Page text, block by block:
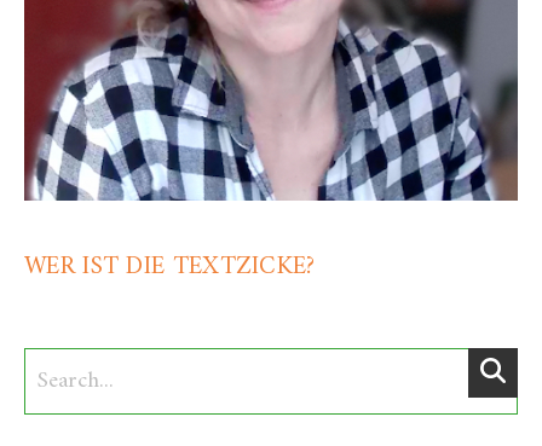
WER IST DIE TEXTZICKE?